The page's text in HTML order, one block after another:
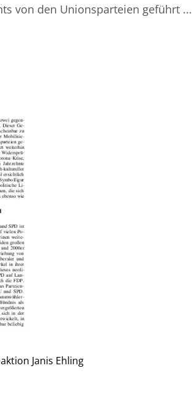
von den Unionsparteien geführt ...
Janis Ehling